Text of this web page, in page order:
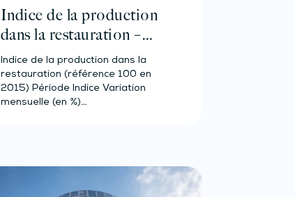
Indice de la production
dans la restauration –
Année 2023
Indice de la production dans la
restauration (référence 100 en
2015) Période Indice Variation
mensuelle (en %)…